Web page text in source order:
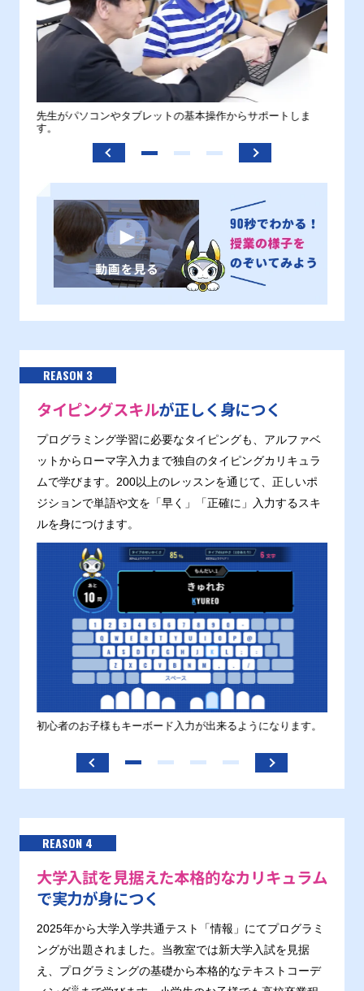
先生がパソコンやタブレットの基本操作からサポートしま
す。
REASON 3
タイピングスキルが正しく身につく
プログラミング学習に必要なタイピングも、アルファベ
ットからローマ字入力まで独自のタイピングカリキュラ
ムで学びます。200以上のレッスンを通じて、正しいポ
ジションで単語や文を「早く」「正確に」入力するスキ
ルを身につけます。
初心者のお子様もキーボード入力が出来るようになります。
REASON 4
大学入試を見据えた本格的なカリキュラム
で実力が身につく
2025年から大学入学共通テスト「情報」にてプログラミ
ングが出題されました。当教室では新大学入試を見据
え、プログラミングの基礎から本格的なテキストコーデ
※